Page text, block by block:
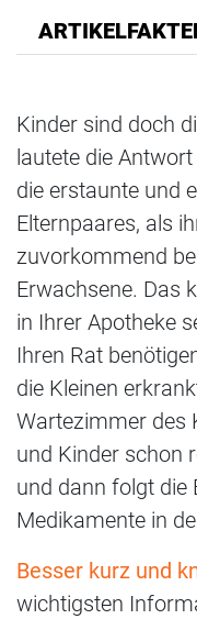
Kinder sind doch
lautete die
die erstaunte und
Elternpaares, als
zuvorkommend
Erwachsene. Das
in Ihrer Apotheke
Ihren Rat
die Kleinen
Wartezimmer des
und Kinder schon
und dann folgt die
Medikamente in
Besser kurz und
wichtigsten